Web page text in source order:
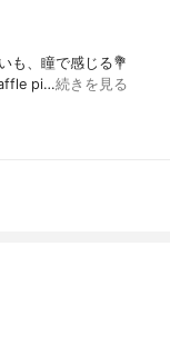
も、瞳で感じる⁡⁡💐
pi…続きを見る